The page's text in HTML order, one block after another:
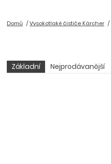
Domů Vysokotlaké čističe Kärcher
Základní Nejprodávanější